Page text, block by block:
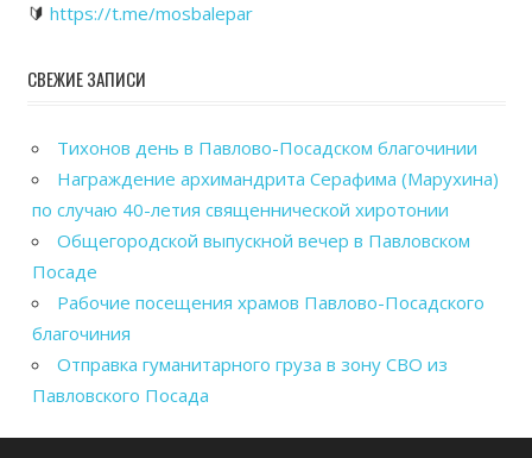
🔰 https://t.me/mosbalepar
СВЕЖИЕ ЗАПИСИ
Тихонов день в Павлово-Посадском благочинии
Награждение архимандрита Серафима (Марухина)
по случаю 40-летия священнической хиротонии
Общегородской выпускной вечер в Павловском
Посаде
Рабочие посещения храмов Павлово-Посадского
благочиния
Отправка гуманитарного груза в зону СВО из
Павловского Посада